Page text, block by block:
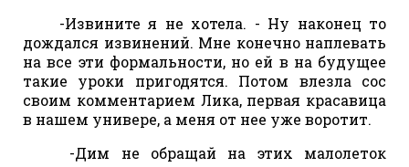
-Извините я не хотела. - Ну наконец то
дождался извинений. Мне конечно наплевать
на все эти формальности, но ей в на будущее
такие уроки пригодятся. Потом влезла сос
своим комментарием Лика, первая красавица
в нашем универе, а меня от нее уже воротит.
-Дим не обращай на этих малолеток